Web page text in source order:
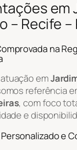
em
– Recife –
na
em
referência
, com foco
e
e